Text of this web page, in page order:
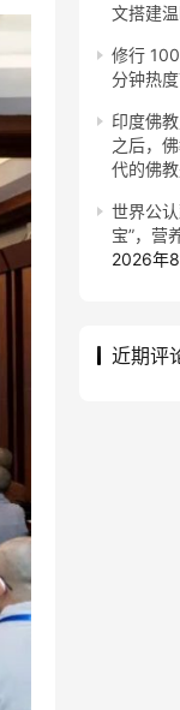
文搭建温
修行
分钟热度
印度佛
之后，
代的佛
世界公
宝”，营
2026年
近期评